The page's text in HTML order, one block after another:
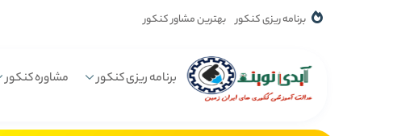
برنامه ریزی کنکور بهترین مشاور کنکور
برنامه ریزی کنکور مشاوره کنکور